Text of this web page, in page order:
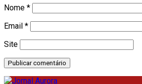
Nome *
Email *
Site